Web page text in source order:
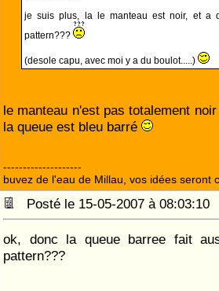
je suis plus, la le manteau est noir, et a
pattern???
(desole capu, avec moi y a du boulot.....)
le manteau n'est pas totalement
la queue est bleu barré
--------------------
buvez de l'eau de Millau, vos idées seront
Posté le 15-05-2007 à
ok, donc la queue barree fait
pattern???